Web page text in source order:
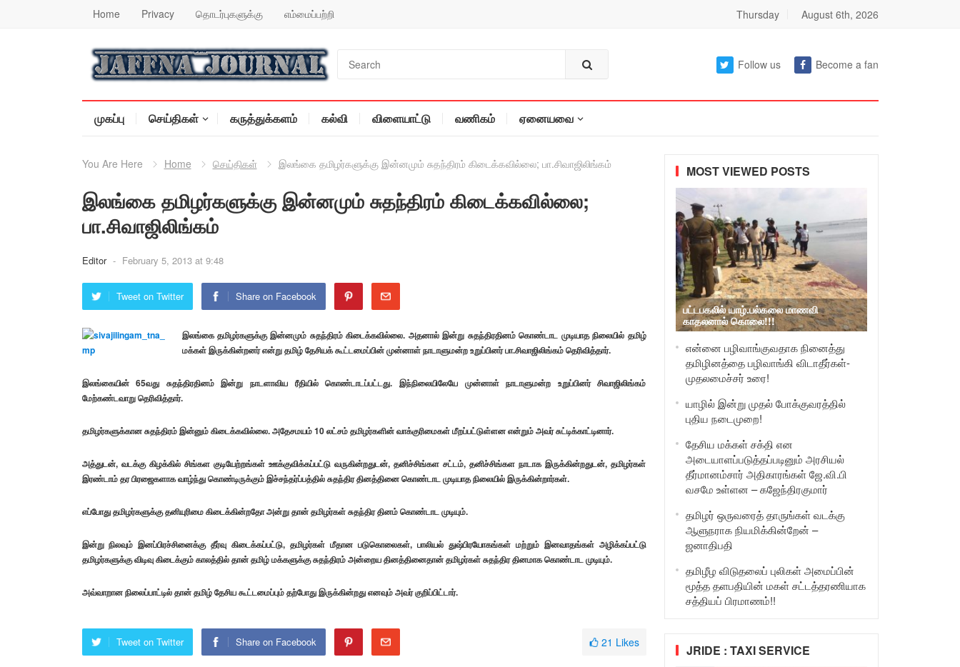
Home Privacy தொடர்புகளுக்கு எம்மைப்பற்றி Thursday August 6th, 2026
Follow us Become a fan
முகப்பு செய்திகள் கருத்துக்களம் கல்வி விளையாட்டு வணிகம் ஏனையவை
You Are Here Home செய்திகள் இலங்கை தமிழர்களுக்கு இன்னமும் சுதந்திரம் கிடைக்கவில்லை; பா.சிவாஜிலிங்கம்
இலங்கை தமிழர்களுக்கு இன்னமும் சுதந்திரம் கிடைக்கவில்லை;
பா.சிவாஜிலிங்கம்
Editor - February 5, 2013 at 9:48
Tweet on Twitter Share on Facebook
இலங்கை தமிழர்களுக்கு இன்னமும் சுதந்திரம் கிடைக்கவில்லை. அதனால் இன்று சுதந்திரதினம் கொண்டாட முடியாத நிலையில் தமிழ்
மக்கள் இருக்கின்றனர் என்று தமிழ் தேசியக் கூட்டமைப்பின் முன்னாள் நாடாளுமன்ற உறுப்பினர் பா.சிவாஜிலிங்கம் தெரிவித்தார்.
இலங்கையின் 65வது சுதந்திரதினம் இன்று நாடளாவிய ரீதியில் கொண்டாடப்பட்டது. இந்நிலையிலேயே முன்னாள் நாடாளுமன்ற உறுப்பினர் சிவாஜிலிங்கம்
மேற்கண்டவாறு தெரிவித்தார்.
தமிழர்களுக்கான சுதந்திரம் இன்னும் கிடைக்கவில்லை. அதேசமயம் 10 லட்சம் தமிழர்களின் வாக்குரிமைகள் மீறப்பட்டுள்ளன என்றும் அவர் சுட்டிக்காட்டினார்.
அத்துடன், வடக்கு கிழக்கில் சிங்கள குடியேற்றங்கள் ஊக்குவிக்கப்பட்டு வருகின்றதுடன், தனிச்சிங்கள சட்டம், தனிச்சிங்கள நாடாக இருக்கின்றதுடன், தமிழர்கள்
இரண்டாம் தர பிரஜைகளாக வாழ்ந்து கொண்டிருக்கும் இச்சந்தர்ப்பத்தில் சுதந்திர தினத்தினை கொண்டாட முடியாத நிலையில் இருக்கின்றார்கள்.
எப்போது தமிழர்களுக்கு தனியுரிமை கிடைக்கின்றதோ அன்று தான் தமிழர்கள் சுதந்திர தினம் கொண்டாட முடியும்.
இன்று நிலவும் இனப்பிரச்சினைக்கு தீர்வு கிடைக்கப்பட்டு, தமிழர்கள் மீதான படுகொலைகள், பாலியல் துஷ்பிரயோகங்கள் மற்றும் இனவாதங்கள் அழிக்கப்பட்டு
தமிழர்களுக்கு விடிவு கிடைக்கும் காலத்தில் தான் தமிழ் மக்களுக்கு சுதந்திரம் அன்றைய தினத்தினைதான் தமிழர்கள் சுதந்திர தினமாக கொண்டாட முடியும்.
அவ்வாறான நிலைப்பாட்டில் தான் தமிழ் தேசிய கூட்டமைப்பும் தற்போது இருக்கின்றது எனவும் அவர் குறிப்பிட்டார்.
Tweet on Twitter Share on Facebook 21 Likes
MOST VIEWED POSTS
பட்டபகலில் யாழ்.பல்கலை மாணவி
காதலனால் கொலை!!!
என்னை பழிவாங்குவதாக நினைத்து
தமிழினத்தை பழிவாங்கி விடாதீர்கள்-
முதலமைச்சர் உரை!
யாழில் இன்று முதல் போக்குவரத்தில்
புதிய நடைமுறை!
தேசிய மக்கள் சக்தி என
அடையாளப்படுத்தப்படினும் அரசியல்
தீர்மானம்சார் அதிகாரங்கள் ஜே.வி.பி
வசமே உள்ளன – கஜேந்திரகுமார்
தமிழர் ஒருவரைத் தாருங்கள் வடக்கு
ஆளுநராக நியமிக்கின்றேன் –
ஜனாதிபதி
தமிழீழ விடுதலைப் புலிகள் அமைப்பின்
மூத்த தளபதியின் மகள் சட்டத்தரணியாக
சத்தியப் பிரமாணம்!!
JRIDE : TAXI SERVICE